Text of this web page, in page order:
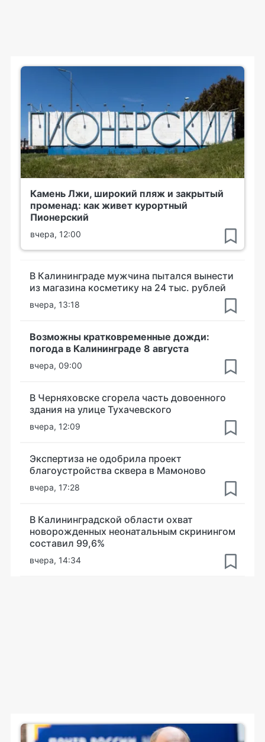
Камень Лжи, широкий пляж и закрытый
променад: как живет курортный
Пионерский
вчера, 12:00
В Калининграде мужчина пытался вынести
из магазина косметику на 24 тыс. рублей
вчера, 13:18
Возможны кратковременные дожди:
погода в Калининграде 8 августа
вчера, 09:00
В Черняховске сгорела часть довоенного
здания на улице Тухачевского
вчера, 12:09
Экспертиза не одобрила проект
благоустройства сквера в Мамоново
вчера, 17:28
В Калининградской области охват
новорожденных неонатальным скринингом
составил 99,6%
вчера, 14:34